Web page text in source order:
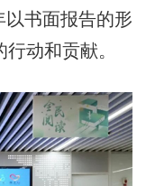
以书面报告的形
动和贡献。